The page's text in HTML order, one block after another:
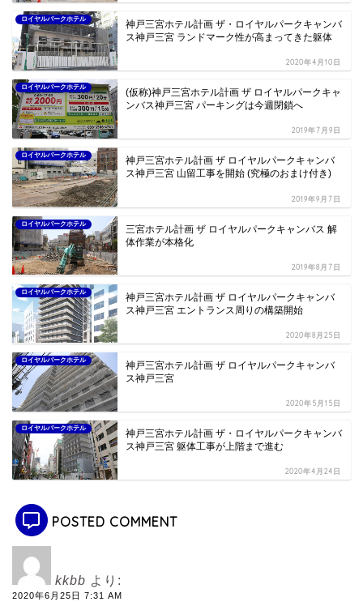
ロイヤルパークホテル
神戸三宮ホテル計画 ザ・ロイヤルパークキャンバ
ス神戸三宮 ランドマーク性が高まってきた躯体
2020年4月10日
ロイヤルパークホテル
(仮称)神戸三宮ホテル計画 ザ ロイヤルパークキャ
ンバス神戸三宮 パーキングは今週閉鎖へ
2019年7月9日
ロイヤルパークホテル
神戸三宮ホテル計画 ザ ロイヤルパークキャンバ
ス神戸三宮 山留工事を開始 (究極のおまけ付き)
2019年9月7日
ロイヤルパークホテル
三宮ホテル計画 ザ ロイヤルパークキャンバス 解
体作業が本格化
2019年8月7日
ロイヤルパークホテル
神戸三宮ホテル計画 ザ ロイヤルパークキャンバ
ス神戸三宮 エントランス周りの構築開始
2020年8月25日
ロイヤルパークホテル
神戸三宮ホテル計画 ザ ロイヤルパークキャンバ
ス神戸三宮
2020年5月15日
ロイヤルパークホテル
神戸三宮ホテル計画 ザ・ロイヤルパークキャンバ
ス神戸三宮 躯体工事が上階まで進む
2020年4月24日
POSTED COMMENT
kkbb より:
2020年6月25日 7:31 AM